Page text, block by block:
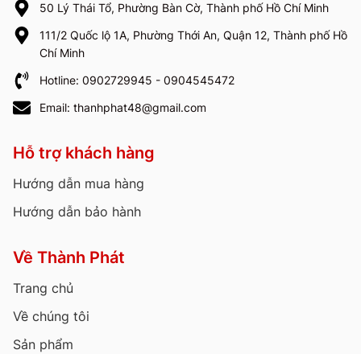
50 Lý Thái Tổ, Phường Bàn Cờ, Thành phố Hồ Chí Minh
111/2 Quốc lộ 1A, Phường Thới An, Quận 12, Thành phố Hồ
Chí Minh
Hotline: 0902729945 - 0904545472
Email: thanhphat48@gmail.com
Hỗ trợ khách hàng
Hướng dẫn mua hàng
Hướng dẫn bảo hành
Về Thành Phát
Trang chủ
Về chúng tôi
Sản phẩm